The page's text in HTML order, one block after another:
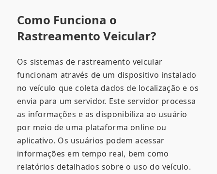
Como Funciona o
Rastreamento Veicular?
Os sistemas de rastreamento veicular
funcionam através de um dispositivo instalado
no veículo que coleta dados de localização e os
envia para um servidor. Este servidor processa
as informações e as disponibiliza ao usuário
por meio de uma plataforma online ou
aplicativo. Os usuários podem acessar
informações em tempo real, bem como
relatórios detalhados sobre o uso do veículo.